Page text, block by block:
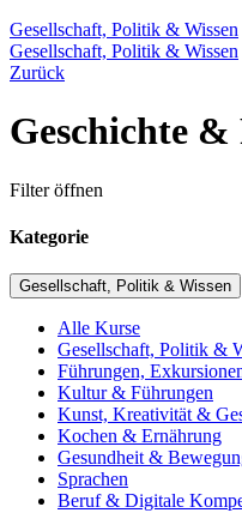
Gesellschaft, Politik & Wissen
Gesellschaft, Politik & Wissen
Zurück
Geschichte
Filter öffnen
Kategorie
Gesellschaft, Politik & Wissen
Alle Kurse
Gesellschaft, Politik &
Führungen,
Kultur & Führungen
Kunst, Kreativität &
Kochen & Ernährung
Gesundheit &
Sprachen
Beruf & Digitale